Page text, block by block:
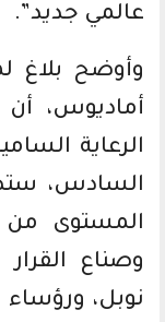
عالمي جديد”.
وأوضح بلاغ
أماديوس،
الرعاية
المستوى من
وصناع
نوبل،